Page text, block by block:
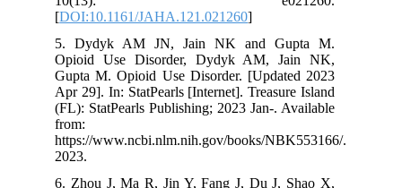
[DOI:10.1161/JAHA.121.021260
5. Dydyk AM JN, Jain NK and Gupta M.
Opioid Use Disorder, Dydyk AM, Jain NK,
Gupta M. Opioid Use Disorder. [Updated 2023
Apr 29]. In: StatPearls [Internet]. Treasure Island
(FL): StatPearls Publishing; 2023 Jan-. Available
from:
https://www.ncbi.nlm.nih.gov/books/NBK553166/.
2023.
6. Zhou J, Ma R, Jin Y, Fang J, Du J, Shao X,